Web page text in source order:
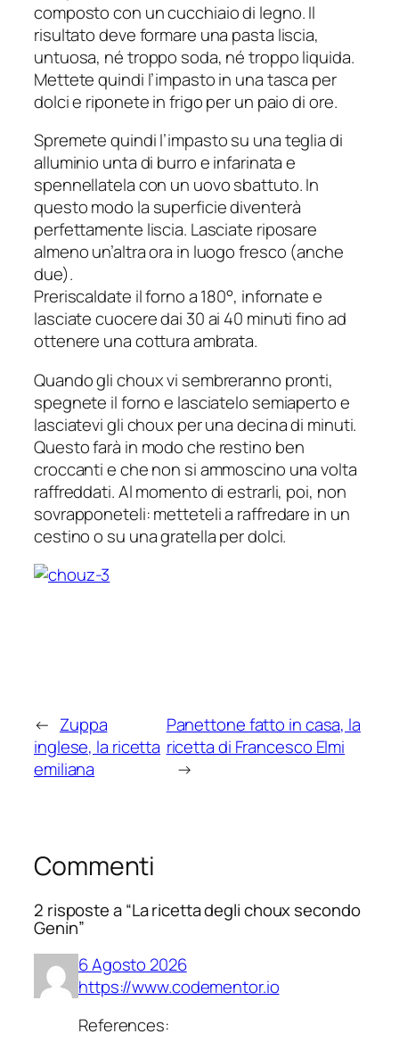
composto con un cucchiaio di legno. Il
risultato deve formare una pasta liscia,
untuosa, né troppo soda, né troppo liquida.
Mettete quindi l’impasto in una tasca per
dolci e riponete in frigo per un paio di ore.
Spremete quindi l’impasto su una teglia di
alluminio unta di burro e infarinata e
spennellatela con un uovo sbattuto. In
questo modo la superficie diventerà
perfettamente liscia. Lasciate riposare
almeno un’altra ora in luogo fresco (anche
due).
Preriscaldate il forno a 180°, infornate e
lasciate cuocere dai 30 ai 40 minuti fino ad
ottenere una cottura ambrata.
Quando gli choux vi sembreranno pronti,
spegnete il forno e lasciatelo semiaperto e
lasciatevi gli choux per una decina di minuti.
Questo farà in modo che restino ben
croccanti e che non si ammoscino una volta
raffreddati. Al momento di estrarli, poi, non
sovrapponeteli: metteteli a raffredare in un
cestino o su una gratella per dolci.
← Zuppa
inglese, la ricetta
emiliana
Panettone fatto in casa, la
ricetta di Francesco Elmi
→
Commenti
2 risposte a “La ricetta degli choux secondo
Genin”
6 Agosto 2026
https://www.codementor.io
References: